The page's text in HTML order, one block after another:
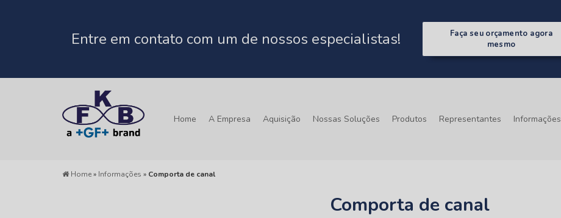
Entre em contato com um de nossos especialistas!
Faça seu orçamento agora
mesmo
Home A Empresa Aquisição Nossas Soluções Produtos Representantes Informações
Home» Informações » Comporta de canal
Comporta de canal